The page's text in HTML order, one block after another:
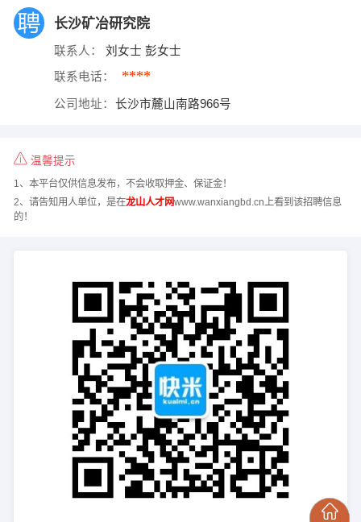
长沙矿冶研究院
联系人： 刘女士 彭女士
联系电话： ****
公司地址： 长沙市麓山南路966号
温馨提示
1、本平台仅供信息发布，不会收取押金、保证金！
2、请告知用人单位，是在龙山人才网www.wanxiangbd.cn上看到该招聘信息
的！